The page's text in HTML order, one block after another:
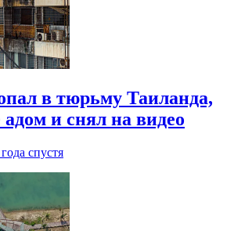
в тюрьму Таиланда,
адом и снял на видео
спустя